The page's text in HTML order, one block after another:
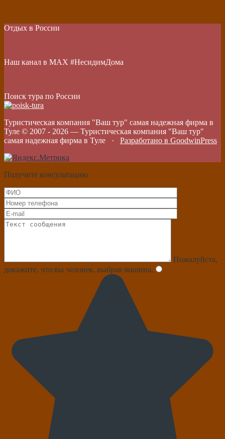
Отдых в России
Наш канал в МАХ #НесидимДома
Поиск тура по России
Туристическая компания "Ваш тур" самая надежная фирма в
Туле © 2007 - 2026 — Туристическая компания "Ваш тур"
самая надежная фирма в Туле · Разработано в GoodwinPress
Получите консультацию
Пожалуйста,
докажите, что вы человек, выбрав машина.